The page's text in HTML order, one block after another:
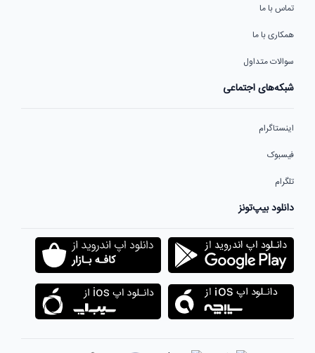
تماس با ما
همکاری با ما
سوالات متداول
شبکه‌های اجتماعی
اینستاگرام
فیسبوک
تلگرام
دانلود بیپ‌تونز